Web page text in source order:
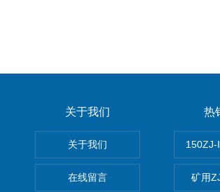
关于我们
关于我们
在线留言
热
150ZJ-
矿用